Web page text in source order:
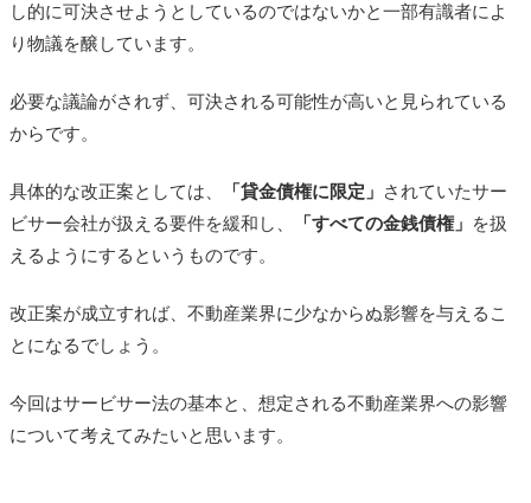
し的に可決させようとしているのではないかと一部有識者によ
り物議を醸しています。
必要な議論がされず、可決される可能性が高いと見られている
からです。
具体的な改正案としては、 「貸金債権に限定」
されていたサー
ビサー会社が扱える要件を緩和し、
「すべての金銭債権」
を扱
えるようにするというものです。
改正案が成立すれば、不動産業界に少なからぬ影響を与えるこ
とになるでしょう。
今回はサービサー法の基本と、想定される不動産業界への影響
について考えてみたいと思います。